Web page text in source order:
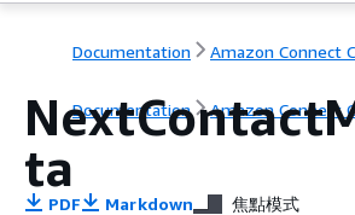
Documentation Amazon Connect
Documentation Amazon Connect
ta
PDF Markdown 焦點模式